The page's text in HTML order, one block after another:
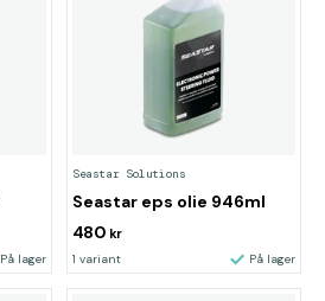
På lager
Seastar Solutions
Seastar eps olie 946ml
480 kr
1 variant På lager